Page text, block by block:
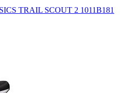
TRAIL SCOUT 2 1011B181